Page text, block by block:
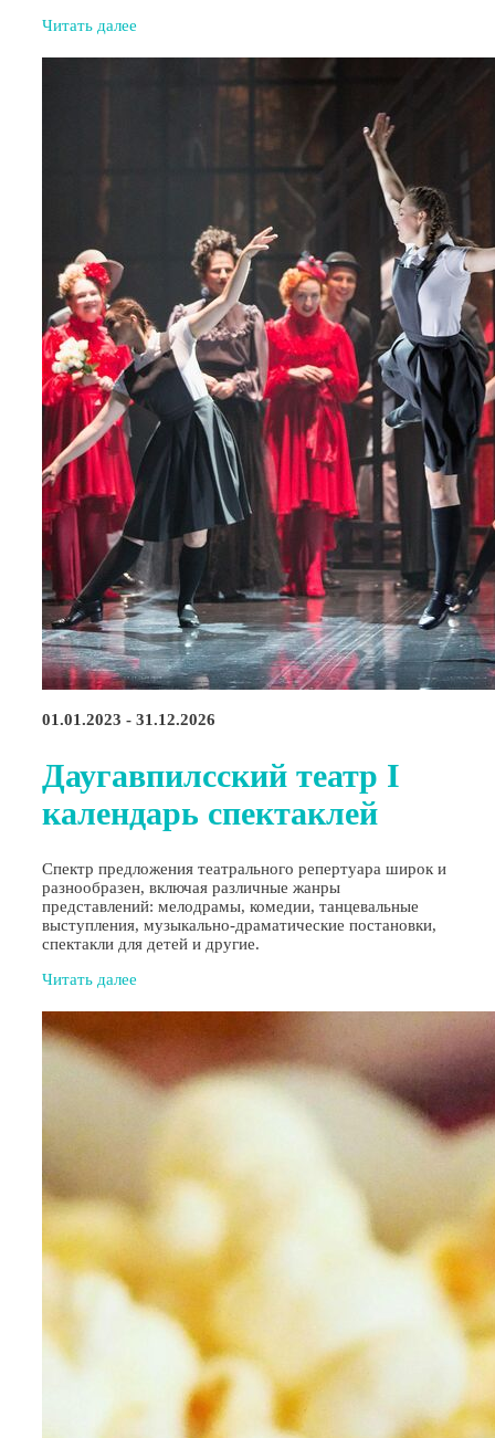
Читать далее
01.01.2023 - 31.12.2026
Даугавпилсский театр I
календарь спектаклей
Спектр предложения театрального репертуара широк и
разнообразен, включая различные жанры
представлений: мелодрамы, комедии, танцевальные
выступления, музыкально-драматические постановки,
спектакли для детей и другие.
Читать далее